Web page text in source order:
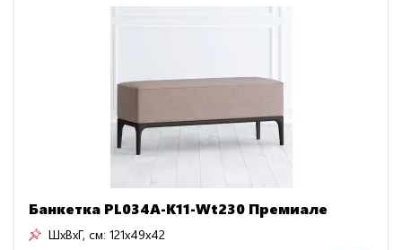
Банкетка PL034A-K11-Wt230 Премиале
ШxВxГ, см: 121x49x42